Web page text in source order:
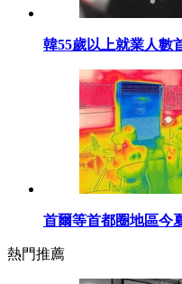
韓55歲以上就業人數
首爾等首都圈地區今
熱門推薦